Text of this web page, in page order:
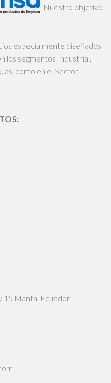
Nuestro objetivo
especialmente diseñados
los segmentos Industrial,
así como en el Sector
15 Manta, Ecuador